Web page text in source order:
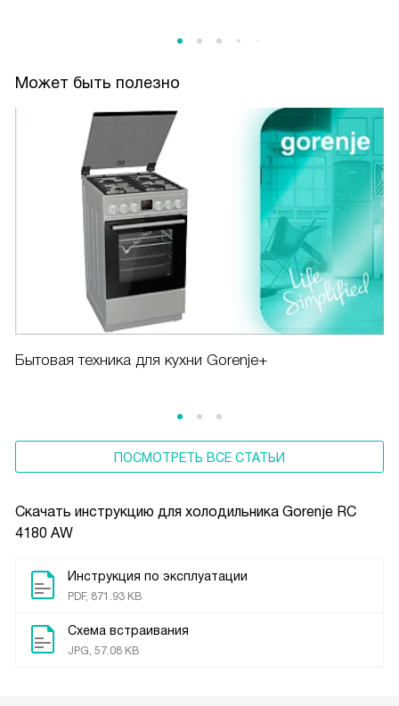
Скачать инструкцию для холодильника Gorenje RC
4180 AW
Инструкция по эксплуатации
PDF, 871.93 KB
Схема встраивания
JPG, 57.08 KB
Может быть полезно
Бытовая техника для кухни Gorenje+
ПОСМОТРЕТЬ ВСЕ СТАТЬИ